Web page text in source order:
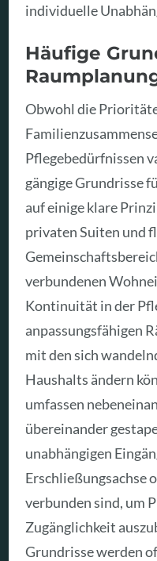
individuelle
Häufige
Obwohl die
Pflegebedürfnissen
gängige Grundrisse
auf einige klare
privaten Suiten und
verbundenen
Kontinuität in der
anpassungsfähigen
mit den sich
Haushalts ändern
umfassen
übereinander
unabhängigen
Erschließungsachse
verbunden sind, um
Zugänglichkeit
Grundrisse werden